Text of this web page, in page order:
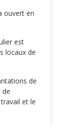
ouvert en
est
locaux de
de
de
et le